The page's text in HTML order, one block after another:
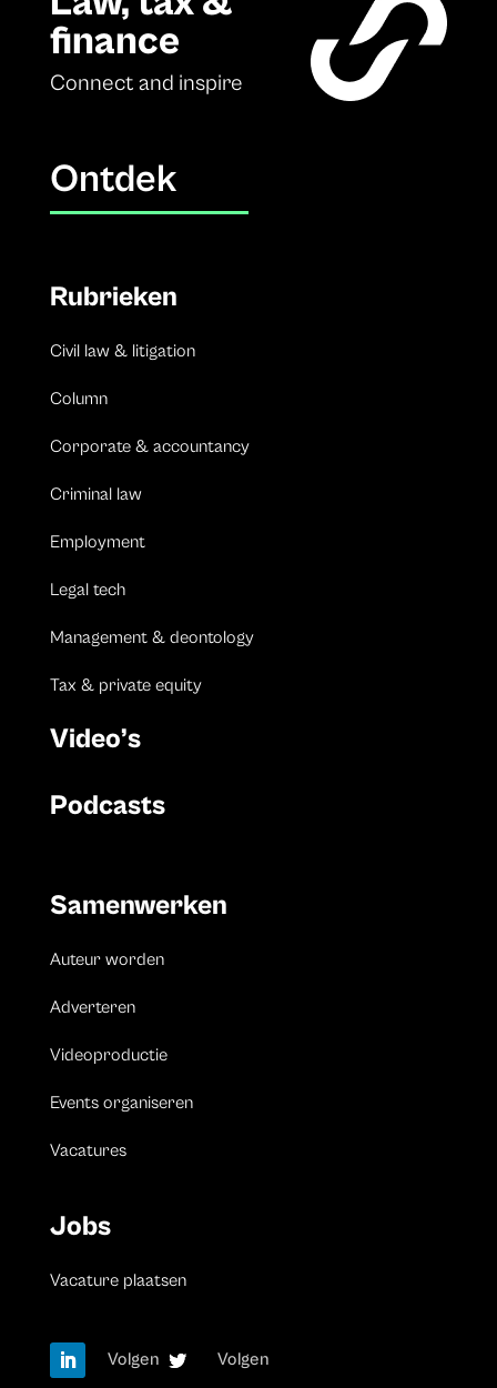
finance
Connect and inspire
Ontdek
Rubrieken
Civil law & litigation
Column
Corporate & accountancy
Criminal law
Employment
Legal tech
Management & deontology
Tax & private equity
Video’s
Podcasts
Samenwerken
Auteur worden
Adverteren
Videoproductie
Events organiseren
Vacatures
Jobs
Vacature plaatsen
Volgen Volgen